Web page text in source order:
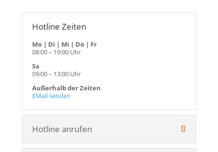
Hotline Zeiten
Mo | Di | Mi | Do | Fr
08:00 – 19:00 Uhr
Sa
09:00 – 13:00 Uhr
Außerhalb der Zeiten
EMail senden
Hotline anrufen